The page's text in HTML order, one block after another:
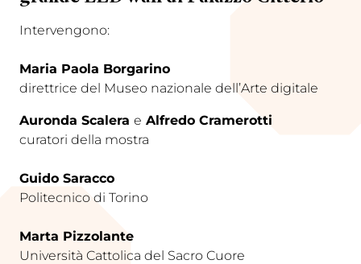
Intervengono:
Maria Paola Borgarino
direttrice del Museo nazionale dell’Arte digitale
Auronda Scalera e Alfredo Cramerotti
curatori della mostra
Guido Saracco
Politecnico di Torino
Marta Pizzolante
Università Cattolica del Sacro Cuore